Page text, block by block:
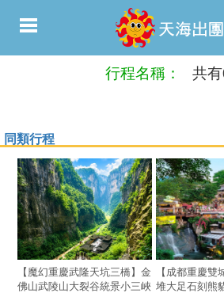
行程名稱： 共
同類行程
【魔幻重慶武隆天坑三橋】金
佛山武陵山大裂谷統景小三峽
【成都重慶雙
堆大足石刻熊